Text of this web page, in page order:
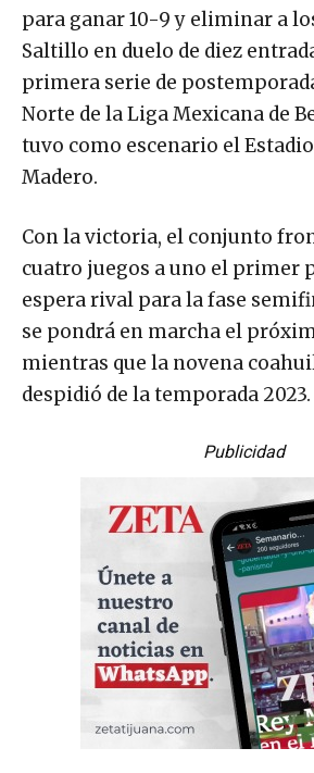
para ganar 10-9 y eliminar a
Saltillo en duelo de diez
primera serie de
Norte de la Liga Mexicana de
tuvo como escenario el
Madero.
Con la victoria, el conjunto
cuatro juegos a uno el primer
espera rival para la fase
se pondrá en marcha el
mientras que la novena
despidió de la temporada 2023.
Publicidad